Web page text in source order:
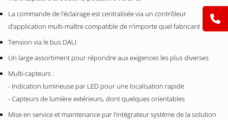
La commande de l‘éclairage est centralisée via un contrôleur
d‘application multi-maître compatible de n‘importe quel fabricant
Tension via le bus DALI
Un large assortiment pour répondre aux exigences les plus diverses
Multi-capteurs :
- Indication lumineuse par LED pour une localisation rapide
- Capteurs de lumière extérieurs, dont quelques orientables
Mise en service et maintenance par l‘intégrateur système de la solution